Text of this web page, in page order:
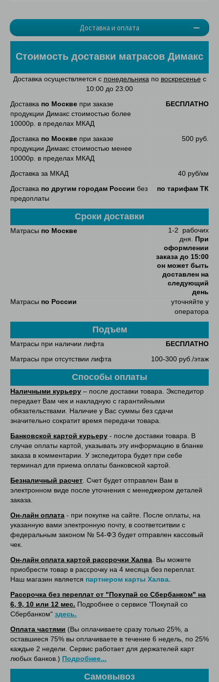
Доставка и оплата
Стоимость доставки матрасов Димакс
Доставка осуществляется с понедельникапо воскресенье с
10:00 до 23:00
Доставка по Москве при заказе
продукции Димакс стоимостью более
10000р. в пределах МКАД
БЕСПЛАТНО
Доставка по Москве при заказе
продукции Димакс стоимостью менее
10000р. в пределах МКАД
500 руб.
Доставка за МКАД
40 руб/км
Доставка по другим городам России без
предоплаты
по тарифам ТК
Сроки доставки
Матрасы по Москве
1-2 рабочих
дня. При
оформлении
заказа до 15:00
он может быть
доставлен на
следующий
день
Матрасы по России
уточняйте у
оператора
Подъем
Матрасы при наличии лифта
БЕСПЛАТНО
Матрасы при отсутствии лифта
100-300 руб./этаж
Способы оплаты
Наличными курьеру – после доставки товара. Экспедитор
передает Вам чек и накладную с гарантийными
обязательствами. Наличие у Вас суммы без сдачи
значительно сократит время передачи товара.
Банковской картой курьеру - после доставки товара. В
случае оплаты картой, указывать эту информацию в бланке
заказа в комментарии. У экспедитора будет при себе
терминал для приема оплаты банковской картой.
Безналичный расчет. Счет будет отправлен Вам в
электронном виде после уточнения с менеджером деталей
заказа.
Он-лайн оплата - при покупке на сайте. После оплаты, на
указанную вами электронную почту, в соответситвии с
федеральным законом № 54-ФЗ будет отправлен кассовый
чек.
Он-лайн оплата картой рассрочки Халва. Вы можете
приобрести товар в рассрочку на 4 месяца без переплат.
Наш магазин является партнером карты Халва.
Рассрочка без переплат от "Покупай со Сбербанком" на
6, 9, 10 или 12 мес. Подробнее о сервисе "Покупай со
Сбербанком" здесь.
Оплата частями (Вы оплачиваете сразу только 25%, а
оставшиеся 75% вы оплачиваете в течение 6 недель, по 25%
каждые 2 недели. Сервис работает для держателей карт
любых банков.) Подробнее...
Самовывоз